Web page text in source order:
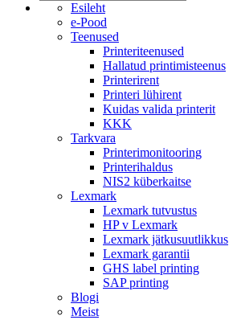
Esileht
e-Pood
Teenused
Printeriteenused
Hallatud printimisteenus
Printerirent
Printeri lühirent
Kuidas valida printerit
KKK
Tarkvara
Printerimonitooring
Printerihaldus
NIS2 küberkaitse
Lexmark
Lexmark tutvustus
HP v Lexmark
Lexmark jätkusuutlikkus
Lexmark garantii
GHS label printing
SAP printing
Blogi
Meist